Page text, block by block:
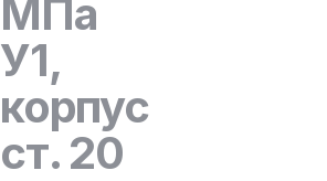
МПа
У1,
корпус
ст. 20